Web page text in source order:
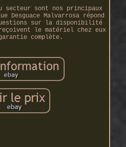
secteur sont nos principaux
Malvarrosa répond
sur la disponibilité
le matériel chez eux
complète.